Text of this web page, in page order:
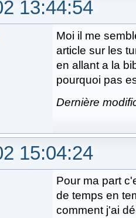
13:44:54
Moi il me
article sur les
en allant a la
pourquoi pas
Dernière
15:04:24
Pour ma part
de temps en
comment j'ai